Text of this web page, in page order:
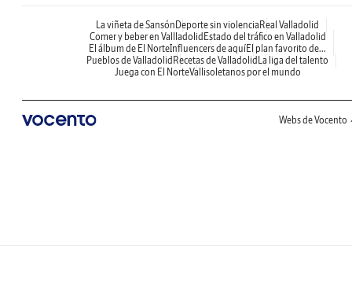
La viñeta de Sansón Deporte sin violencia Real Valladolid
Comer y beber en Vallladolid Estado del tráfico en Valladolid
El álbum de El NorteInfluencers de aquíEl plan favorito de...
Pueblos de Valladolid Recetas de Valladolid La liga del talento
Juega con El NorteVallisoletanos por el mundo
Webs de Vocento